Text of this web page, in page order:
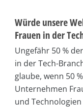
Würde unsere
Frauen in der
Ungefähr 50 %
in der Tech-
glaube, wenn 50
Unternehmen
und